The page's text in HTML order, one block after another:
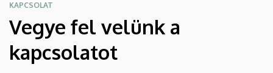
KAPCSOLAT
Vegye fel velünk a
kapcsolatot